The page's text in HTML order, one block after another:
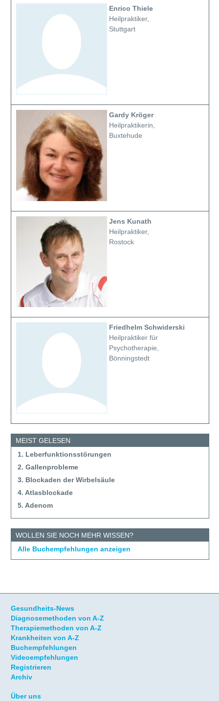
Enrico Thiele
Heilpraktiker,
Stuttgart
Gardy Kröger
Heilpraktikerin,
Buxtehude
Jens Kunath
Heilpraktiker,
Rostock
Friedhelm Schwiderski
Heilpraktiker für
Psychotherapie,
Bönningstedt
MEIST GELESEN
1. Leberfunktionsstörungen
2. Gallenprobleme
3. Blockaden der Wirbelsäule
4. Atlasblockade
5. Adenom
WOLLEN SIE NOCH MEHR WISSEN?
Alle Buchempfehlungen anzeigen
Gesundheits-News
Diagnosemethoden von A-Z
Therapiemethoden von A-Z
Krankheiten von A-Z
Buchempfehlungen
Videoempfehlungen
Registrieren
Archiv
Über uns